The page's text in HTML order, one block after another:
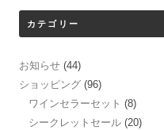
カテゴリー
お知らせ (44)
ショッピング (96)
ワインセラーセット (8)
シークレットセール (20)